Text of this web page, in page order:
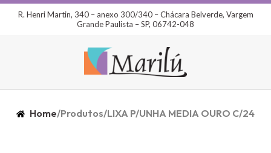
R. Henri Martin, 340 – anexo 300/340 – Chácara Belverde, Vargem
Grande Paulista – SP, 06742-048
Home/Produtos/LIXA P/UNHA MEDIA OURO C/24